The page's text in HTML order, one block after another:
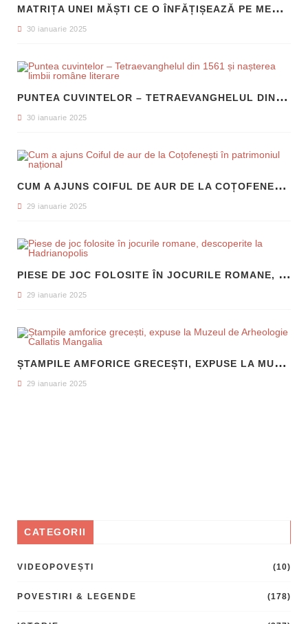
M
ATRIȚA UNEI MĂȘTI CE O ÎNFĂȚIȘEAZĂ PE MEDUSA, DESCOPERITĂ ÎN SICILIA
30 ianuarie 2025
P
UNTEA CUVINTELOR – TETRAEVANGHELUL DIN 1561 ȘI NAȘTEREA LIMBII ROMÂNE LITERARE
30 ianuarie 2025
C
UM A AJUNS COIFUL DE AUR DE LA COȚOFENEȘTI ÎN PATRIMONIUL NAȚIONAL
29 ianuarie 2025
P
IESE DE JOC FOLOSITE ÎN JOCURILE ROMANE, DESCOPERITE LA HADRIANOPOLIS
29 ianuarie 2025
Ș
TAMPILE AMFORICE GRECEȘTI, EXPUSE LA MUZEUL DE ARHEOLOGIE CALLATIS MANGALIA
29 ianuarie 2025
CATEGORII
VIDEOPOVEȘTI (10)
POVESTIRI & LEGENDE (178)